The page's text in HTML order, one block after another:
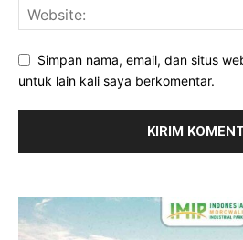
Simpan nama, email, dan situs
untuk lain kali saya berkomentar.